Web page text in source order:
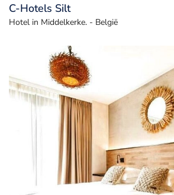
C-Hotels Silt
Hotel in Middelkerke. - België